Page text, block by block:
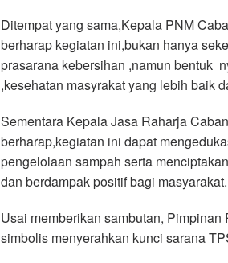
Ditempat yang sama,Kepala PNM
berharap kegiatan ini,bukan hanya
prasarana kebersihan ,namun bentuk
,kesehatan masyrakat yang lebih baik
Sementara Kepala Jasa Raharja
berharap,kegiatan ini dapat
pengelolaan sampah serta
dan berdampak positif bagi masyarakat.
Usai memberikan sambutan,
simbolis menyerahkan kunci sarana